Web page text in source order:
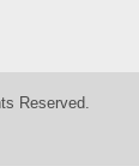
Reserved.